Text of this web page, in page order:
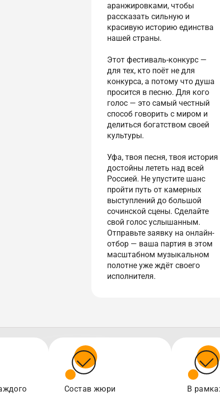
аранжировками, чтобы
рассказать сильную и
красивую историю единства
нашей страны.
Этот фестиваль-конкурс —
для тех, кто поёт не для
конкурса, а потому что душа
просится в песню. Для кого
голос — это самый честный
способ говорить с миром и
делиться богатством своей
культуры.
Уфа, твоя песня, твоя история
достойны лететь над всей
Россией. Не упустите шанс
пройти путь от камерных
выступлений до большой
сочинской сцены. Сделайте
свой голос услышанным.
Отправьте заявку на онлайн-
отбор — ваша партия в этом
масштабном музыкальном
полотне уже ждёт своего
исполнителя.
Состав жюри
В